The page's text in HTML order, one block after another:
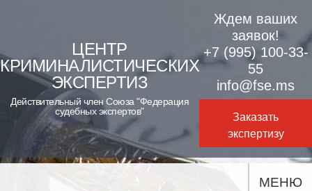
content
ЦЕНТР
КРИМИНАЛИСТИЧЕСКИХ
ЭКСПЕРТИЗ
Действительный член Союза "Федерация
судебных экспертов"
Ждем ваших
заявок!
+7 (995) 100-33-
55
info@fse.ms
Заказать
экспертизу
МЕНЮ